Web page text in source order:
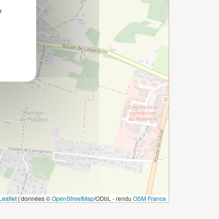
| données ©OpenStreetMap/ODbL - rendu OSM France